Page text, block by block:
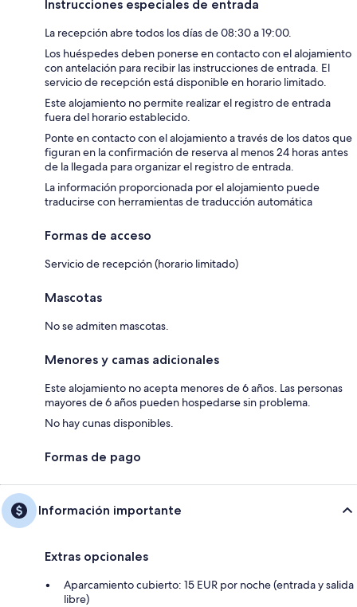
Instrucciones especiales de entrada
La recepción abre todos los días de 08:30 a 19:00.
Los huéspedes deben ponerse en contacto con el alojamiento
con antelación para recibir las instrucciones de entrada. El
servicio de recepción está disponible en horario limitado.
Este alojamiento no permite realizar el registro de entrada
fuera del horario establecido.
Ponte en contacto con el alojamiento a través de los datos que
figuran en la confirmación de reserva al menos 24 horas antes
de la llegada para organizar el registro de entrada.
La información proporcionada por el alojamiento puede
traducirse con herramientas de traducción automática
Formas de acceso
Servicio de recepción (horario limitado)
Mascotas
No se admiten mascotas.
Menores y camas adicionales
Este alojamiento no acepta menores de 6 años. Las personas
mayores de 6 años pueden hospedarse sin problema.
No hay cunas disponibles.
Formas de pago
Información importante
Extras opcionales
Aparcamiento cubierto: 15 EUR por noche (entrada y salida
libre)